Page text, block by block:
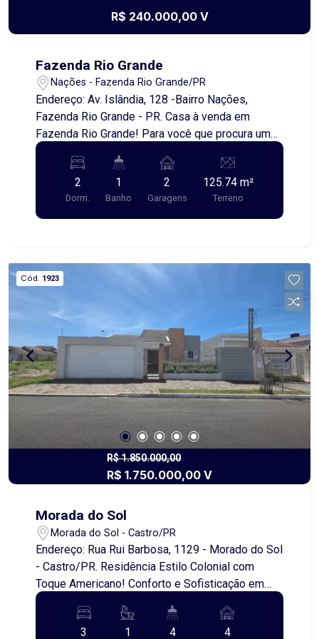
R$ 240.000,00 V
Fazenda Rio Grande
Nações - Fazenda Rio Grande/PR
Endereço: Av. Islândia, 128 -Bairro Nações,
Fazenda Rio Grande - PR. Casa à venda em
Fazenda Rio Grande! Para você que procura uma
casa próxima de Curitiba, temos uma excelente
opção! Localizada a apenas 8 km da capital. O
imóvel conta com: 2 quartos, sala, cozinha,
banheiro, garagem. ***Imóvel aceita permuta e
financiamento*** Ótima localização, em região
com qualidade de vida e praticidade.
2
Dorm.
1
Banho
2
Garagens
125.74 m²
Terreno
Cód. 1923
R$ 1.850.000,00
R$ 1.750.000,00 V
Morada do Sol
Morada do Sol - Castro/PR
Endereço: Rua Rui Barbosa, 1129 - Morado do Sol
- Castro/PR. Residência Estilo Colonial com
Toque Americano! Conforto e Sofisticação em
Cada Detalhe Apresentamos uma linda casa à
venda, localizada em um terreno de 525,00
metros quadrados, com 240,00 metros
3 1 4 4